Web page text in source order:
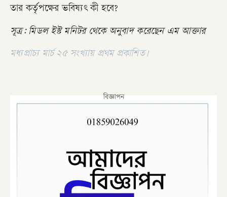
তার কর্তৃপক্ষের ভবিষ্যৎ কী হবে?
সূত্র: মিডল ইস্ট মনিটর থেকে অনুবাদ করেছেন এম আক্তার
মধ্যপ্রাচ্য মার্চ ২৫ সংখ্যায় প্রথম প্রকাশিত।
বিজ্ঞাপন